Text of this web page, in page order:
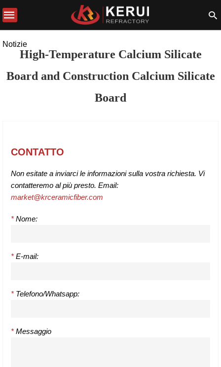
Notizie
High-Temperature Calcium Silicate
Board and Construction Calcium Silicate
Board
CONTATTO
Non esitate a inviarci le informazioni sulla vostra richiesta. Vi
contatteremo al più presto. Email:
market@krceramicfiber.com
* Nome:
* E-mail:
* Telefono/Whatsapp:
* Messaggio